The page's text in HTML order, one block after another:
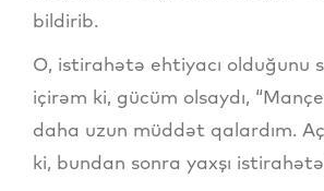
bildirib.
O, istirahətə ehtiyacı olduğunu
içirəm ki, gücüm olsaydı,
daha uzun müddət qalardım.
ki, bundan sonra yaxşı